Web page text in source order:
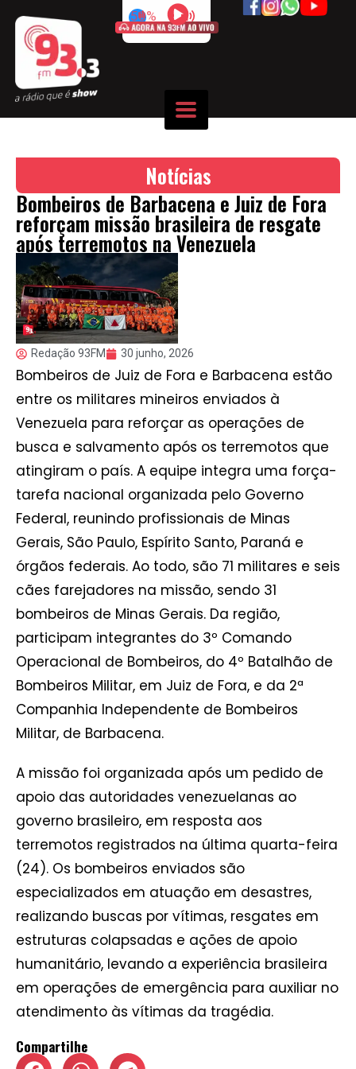
50%
Notícias
Bombeiros de Barbacena e Juiz de Fora
reforçam missão brasileira de resgate
após terremotos na Venezuela
Redação 93FM 30 junho, 2026
Bombeiros de Juiz de Fora e Barbacena estão
entre os militares mineiros enviados à
Venezuela para reforçar as operações de
busca e salvamento após os terremotos que
atingiram o país. A equipe integra uma força-
tarefa nacional organizada pelo Governo
Federal, reunindo profissionais de Minas
Gerais, São Paulo, Espírito Santo, Paraná e
órgãos federais. Ao todo, são 71 militares e seis
cães farejadores na missão, sendo 31
bombeiros de Minas Gerais. Da região,
participam integrantes do 3º Comando
Operacional de Bombeiros, do 4º Batalhão de
Bombeiros Militar, em Juiz de Fora, e da 2ª
Companhia Independente de Bombeiros
Militar, de Barbacena.
A missão foi organizada após um pedido de
apoio das autoridades venezuelanas ao
governo brasileiro, em resposta aos
terremotos registrados na última quarta-feira
(24). Os bombeiros enviados são
especializados em atuação em desastres,
realizando buscas por vítimas, resgates em
estruturas colapsadas e ações de apoio
humanitário, levando a experiência brasileira
em operações de emergência para auxiliar no
atendimento às vítimas da tragédia.
Compartilhe